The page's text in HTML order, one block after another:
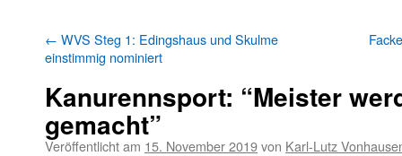
← WVS Steg 1: Edingshaus und Skulme
einstimmig nominiert
Kanurennsport: “Meister
gemacht”
Veröffentlicht am 15. November 2019von Karl-Lutz